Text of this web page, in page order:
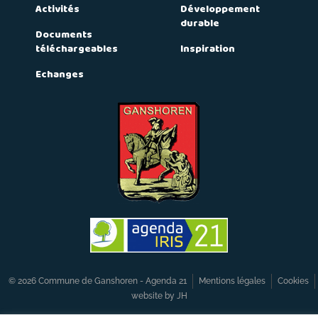
Activités
Documents
téléchargeables
Echanges
Développement
durable
Inspiration
© 2026 Commune de Ganshoren - Agenda 21 Mentions légales
Cookies
website by JH